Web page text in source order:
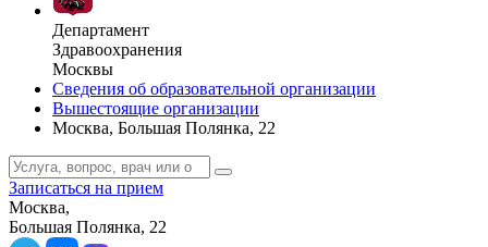
Департамент
Здравоохранения
Москвы
Сведения об образовательной организации
Вышестоящие организации
Москва, Большая Полянка, 22
Записаться на прием
Москва,
Большая Полянка, 22